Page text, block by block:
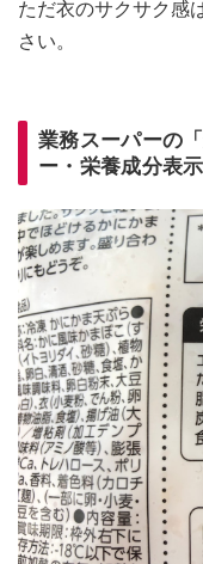
ただ衣のサクサク感
さい。
業務スーパーの
ー・栄養成分表示